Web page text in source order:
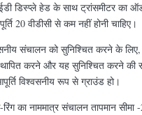
डिस्प्ले हेड के साथ ट्रांसमीटर का
20 वीडीसी से कम नहीं होनी चाहिए।
संचालन को सुनिश्चित करने के
करने और यह सुनिश्चित करने की
विश्वसनीय रूप से ग्राउंड हो।
का नाममात्र संचालन तापमान